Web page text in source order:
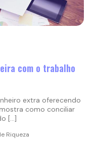
com o trabalho
extra oferecendo
como conciliar
[…]
Riqueza